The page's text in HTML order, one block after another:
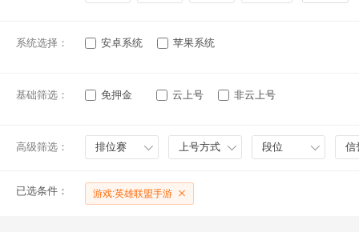
系统选择： 安卓系统 苹果系统
基础筛选： 免押金 云上号 非云上号
高级筛选： 排位赛 上号方式 段位 信
已选条件： 游戏:英雄联盟手游